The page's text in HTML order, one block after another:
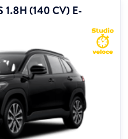
1.8H (140 CV) E-